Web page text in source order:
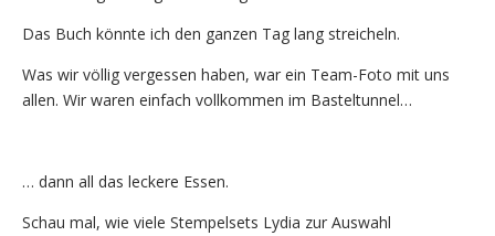
Das Buch könnte ich den ganzen Tag lang streicheln.
Was wir völlig vergessen haben, war ein Team-Foto mit uns
allen. Wir waren einfach vollkommen im Basteltunnel…
… dann all das leckere Essen.
Schau mal, wie viele Stempelsets Lydia zur Auswahl